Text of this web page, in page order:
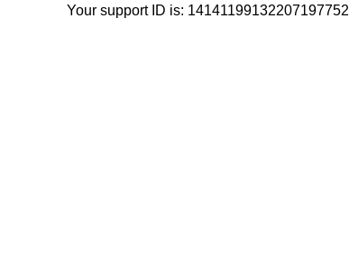
Your support ID is: 14141199132207197752